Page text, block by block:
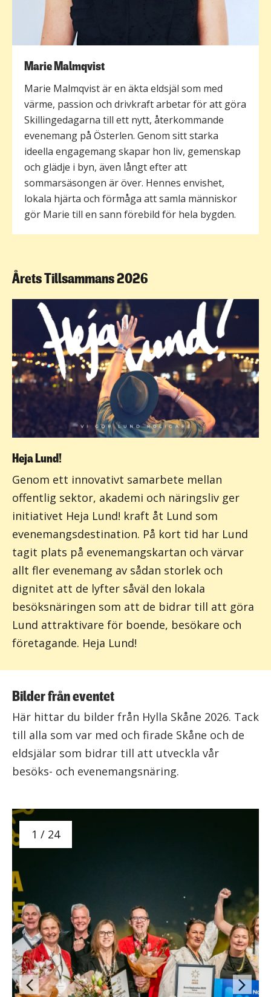
Marie Malmqvist
Marie Malmqvist är en äkta eldsjäl som med
värme, passion och drivkraft arbetar för att göra
Skillingedagarna till ett nytt, återkommande
evenemang på Österlen. Genom sitt starka
ideella engagemang skapar hon liv, gemenskap
och glädje i byn, även långt efter att
sommarsäsongen är över. Hennes envishet,
lokala hjärta och förmåga att samla människor
gör Marie till en sann förebild för hela bygden.
Årets Tillsammans 2026
Heja Lund!
Genom ett innovativt samarbete mellan
offentlig sektor, akademi och näringsliv ger
initiativet Heja Lund! kraft åt Lund som
evenemangsdestination. På kort tid har Lund
tagit plats på evenemangskartan och värvar
allt fler evenemang av sådan storlek och
dignitet att de lyfter såväl den lokala
besöksnäringen som att de bidrar till att göra
Lund attraktivare för boende, besökare och
företagande. Heja Lund!
Bilder från eventet
Här hittar du bilder från Hylla Skåne 2026. Tack
till alla som var med och firade Skåne och de
eldsjälar som bidrar till att utveckla vår
besöks- och evenemangsnäring.
1 / 24